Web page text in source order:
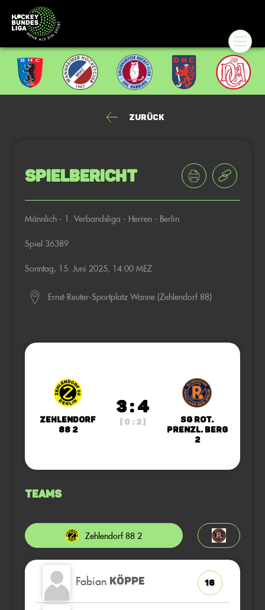
Zurück
Spielbericht
Männlich - 1. Verbandsliga - Herren - Berlin
Spiel 36389
Sonntag, 15. Juni 2025, 14:00 MEZ
Ernst-Reuter-Sportplatz Wanne (Zehlendorf 88)
Zehlendorf
88 2
3 : 4
( 0 : 2 )
SG Rot.
Prenzl. Berg
2
Teams
Zehlendorf 88 2
Fabian KÖPPE 16